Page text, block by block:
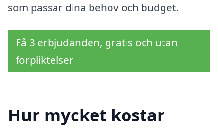
som passar dina behov och budget.
Få 3 erbjudanden, gratis och utan
förpliktelser
Hur mycket kostar